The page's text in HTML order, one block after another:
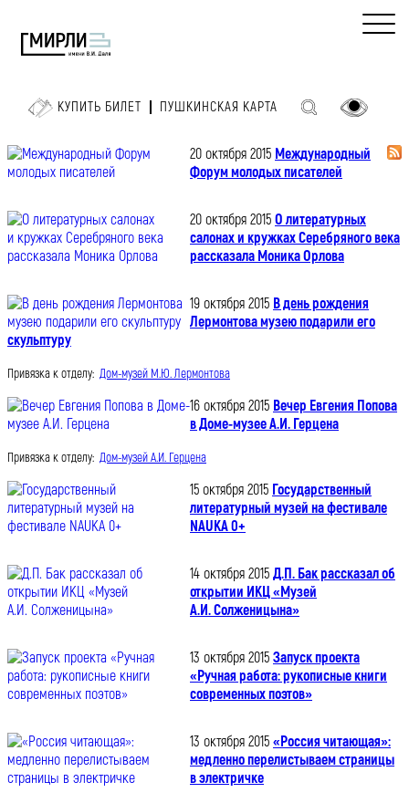
КУПИТЬ БИЛЕТ ПУШКИНСКАЯ КАРТА
20 октября 2015 Международный
Форум молодых писателей
20 октября 2015 О литературных
салонах и кружках Серебряного века
рассказала Моника Орлова
19 октября 2015 В день рождения
Лермонтова музею подарили его
скульптуру
Привязка к отделу: Дом-музей М.Ю. Лермонтова
16 октября 2015 Вечер Евгения Попова
в Доме-музее А.И. Герцена
Привязка к отделу: Дом-музей А.И. Герцена
15 октября 2015 Государственный
литературный музей на фестивале
NAUKA 0+
14 октября 2015 Д.П. Бак рассказал об
открытии ИКЦ «Музей
А.И. Солженицына»
13 октября 2015 Запуск проекта
«Ручная работа: рукописные книги
современных поэтов»
13 октября 2015 «Россия читающая»:
медленно перелистываем страницы
в электричке